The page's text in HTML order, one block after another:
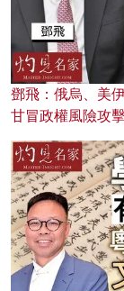
鄧飛：俄烏、美
甘冒政權風險攻